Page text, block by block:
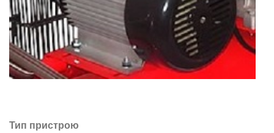
Тип пристрою